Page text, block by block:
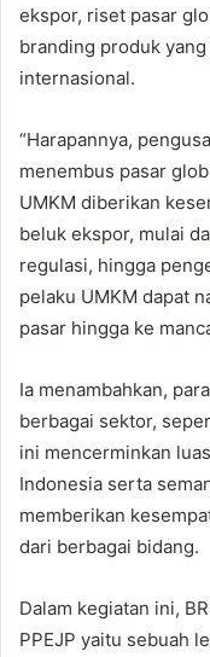
ekspor, riset pasar
branding produk
internasional.
“Harapannya,
menembus pasar
UMKM diberikan
beluk ekspor, mulai
regulasi, hingga
pelaku UMKM dapat
pasar hingga ke
Ia menambahkan,
berbagai sektor,
ini mencerminkan
Indonesia serta
memberikan
dari berbagai bidang.
Dalam kegiatan ini,
PPEJP yaitu sebuah